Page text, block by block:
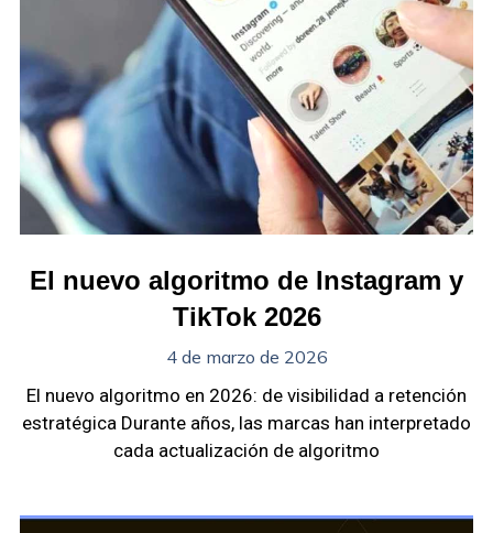
El nuevo algoritmo de Instagram y
TikTok 2026
4 de marzo de 2026
El nuevo algoritmo en 2026: de visibilidad a retención
estratégica Durante años, las marcas han interpretado
cada actualización de algoritmo